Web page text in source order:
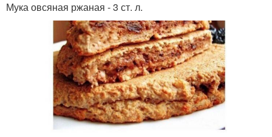
Мука овсяная ржаная - 3 ст. л.